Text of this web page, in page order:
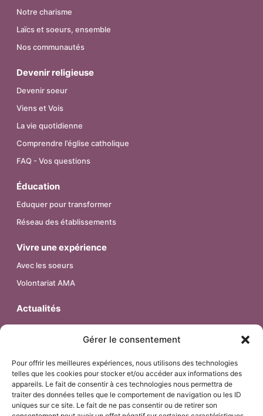
Gérer le consentement
Pour offrir les meilleures expériences, nous utilisons des technologies
telles que les cookies pour stocker et/ou accéder aux informations des
appareils. Le fait de consentir à ces technologies nous permettra de
traiter des données telles que le comportement de navigation ou les ID
uniques sur ce site. Le fait de ne pas consentir ou de retirer son
Notre charisme
Laïcs et soeurs, ensemble
Nos communautés
Devenir religieuse
Devenir soeur
Viens et Vois
La vie quotidienne
Comprendre l’église catholique
FAQ - Vos questions
Éducation
Eduquer pour transformer
Réseau des établissements
Vivre une expérience
Avec les soeurs
Volontariat AMA
Actualités
© 2026 – Religieuses de l’Assomption – Province de France.
Tous droits réservés.